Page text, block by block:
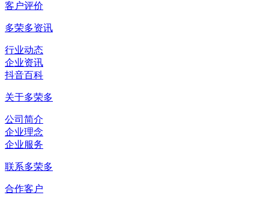
客户评价
多荣多资讯
行业动态
企业资讯
抖音百科
关于多荣多
公司简介
企业理念
企业服务
联系多荣多
合作客户